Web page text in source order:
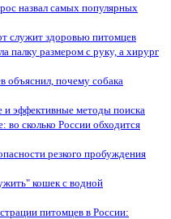
назвал самых популярных
служит здоровью питомцев
палку размером с руку, а хирург
объяснил, почему собака
и эффективные методы поиска
во сколько России обходится
резкого пробуждения
кошек с водной
питомцев в России: